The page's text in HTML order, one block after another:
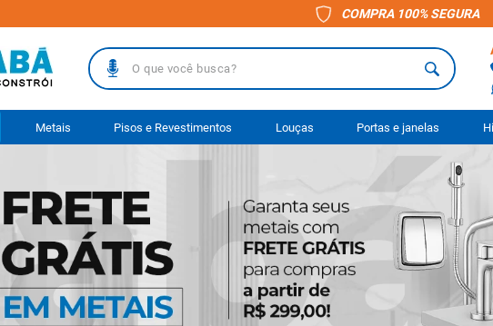
COMPRA 100% SEGURA
O que você busca?
Metais Pisos e Revestimentos Louças Portas e janelas
TERMOS MAIS BUSCADOS
1º piso
telha
4º vaso sanitário
5º revestimento
6 º telha fibrocimento